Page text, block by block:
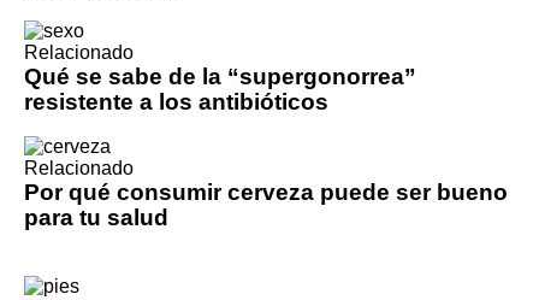
Relacionado
Qué se sabe de la “supergonorrea”
resistente a los antibióticos
Relacionado
Por qué consumir cerveza puede ser bueno
para tu salud